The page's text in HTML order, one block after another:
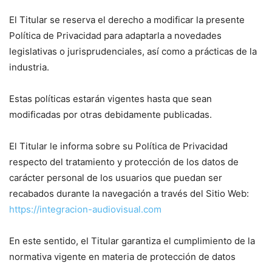
El Titular se reserva el derecho a modificar la presente
Política de Privacidad para adaptarla a novedades
legislativas o jurisprudenciales, así como a prácticas de la
industria.
Estas políticas estarán vigentes hasta que sean
modificadas por otras debidamente publicadas.
El Titular le informa sobre su Política de Privacidad
respecto del tratamiento y protección de los datos de
carácter personal de los usuarios que puedan ser
recabados durante la navegación a través del Sitio Web:
https://integracion-audiovisual.com
En este sentido, el Titular garantiza el cumplimiento de la
normativa vigente en materia de protección de datos